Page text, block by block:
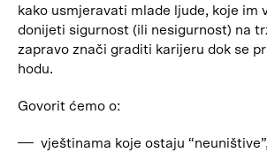
kako usmjeravati mlade ljude, koje im
donijeti sigurnost (ili nesigurnost) na
zapravo znači graditi karijeru dok se
hodu.
Govorit ćemo o:
vještinama koje ostaju “neuništive”,